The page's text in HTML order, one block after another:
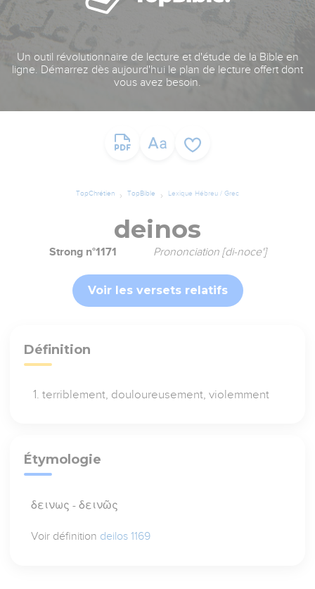
Un outil révolutionnaire de lecture et d'étude de la Bible en
ligne. Démarrez dès aujourd'hui le plan de lecture offert dont
vous avez besoin.
TopChrétien TopBible Lexique Hébreu / Grec
deinos
Strong n°1171 Prononciation [di-noce']
Voir les versets relatifs
Définition
terriblement, douloureusement, violemment
Étymologie
δεινως - δεινῶς
Voir définition deilos 1169